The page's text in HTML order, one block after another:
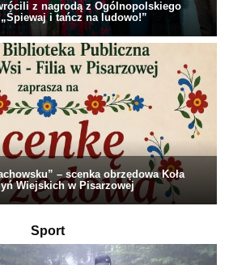
z nagrodą z Ogólnopolskiego
i tańcz na ludowo!”
– scenka obrzędowa Koła
Wiejskich w Pisarzowej
Sport